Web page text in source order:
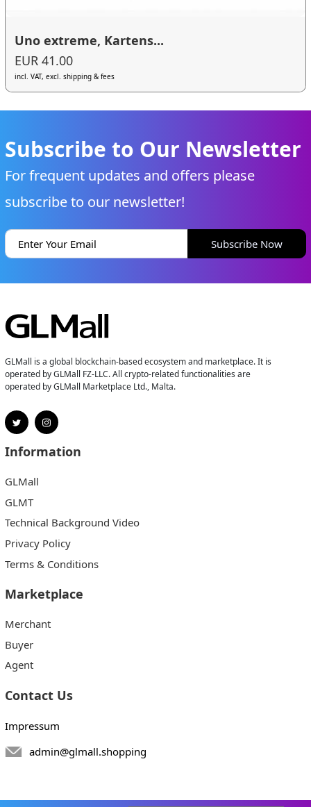
Uno extreme, Kartens...
EUR 41.00
incl. VAT, excl. shipping & fees
Subscribe to Our Newsletter
For frequent updates and offers please
subscribe to our newsletter!
Subscribe Now
GLMall is a global blockchain-based ecosystem and marketplace. It is
operated by GLMall FZ-LLC. All crypto-related functionalities are
operated by GLMall Marketplace Ltd., Malta.
Information
GLMall
GLMT
Technical Background Video
Privacy Policy
Terms & Conditions
Marketplace
Merchant
Buyer
Agent
Contact Us
Impressum
admin@glmall.shopping